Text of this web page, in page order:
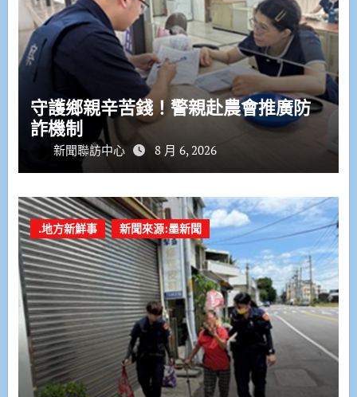
守護鄉親辛苦錢！警親赴農會推廣防
詐機制
新聞聯訪中心 8 月 6, 2026
.地方新鮮事 新聞來源:墨新聞